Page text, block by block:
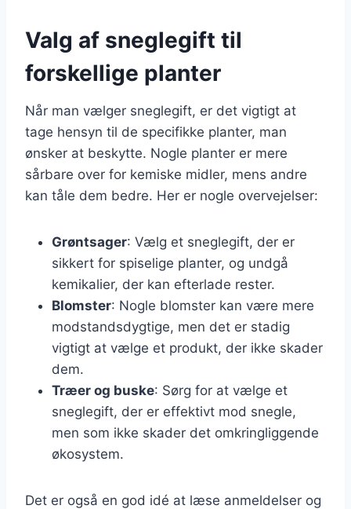
Valg af sneglegift til
forskellige planter
Når man vælger sneglegift, er det vigtigt at
tage hensyn til de specifikke planter, man
ønsker at beskytte. Nogle planter er mere
sårbare over for kemiske midler, mens andre
kan tåle dem bedre. Her er nogle overvejelser:
Grøntsager: Vælg et sneglegift, der er
sikkert for spiselige planter, og undgå
kemikalier, der kan efterlade rester.
Blomster: Nogle blomster kan være mere
modstandsdygtige, men det er stadig
vigtigt at vælge et produkt, der ikke skader
dem.
Træer og buske: Sørg for at vælge et
sneglegift, der er effektivt mod snegle,
men som ikke skader det omkringliggende
økosystem.
Det er også en god idé at læse anmeldelser og